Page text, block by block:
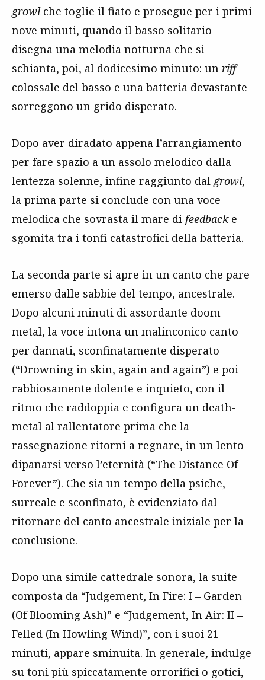
growlche toglie il fiato e prosegue per i primi
nove minuti, quando il basso solitario
disegna una melodia notturna che si
schianta, poi, al dodicesimo minuto: un riff
colossale del basso e una batteria devastante
sorreggono un grido disperato.
Dopo aver diradato appena l’arrangiamento
per fare spazio a un assolo melodico dalla
lentezza solenne, infine raggiunto dal growl,
la prima parte si conclude con una voce
melodica che sovrasta il mare di feedbacke
sgomita tra i tonfi catastrofici della batteria.
La seconda parte si apre in un canto che pare
emerso dalle sabbie del tempo, ancestrale.
Dopo alcuni minuti di assordante doom-
metal, la voce intona un malinconico canto
per dannati, sconfinatamente disperato
(“Drowning in skin, again and again”) e poi
rabbiosamente dolente e inquieto, con il
ritmo che raddoppia e configura un death-
metal al rallentatore prima che la
rassegnazione ritorni a regnare, in un lento
dipanarsi verso l’eternità (“The Distance Of
Forever”). Che sia un tempo della psiche,
surreale e sconfinato, è evidenziato dal
ritornare del canto ancestrale iniziale per la
conclusione.
Dopo una simile cattedrale sonora, la suite
composta da “Judgement, In Fire: I – Garden
(Of Blooming Ash)” e “Judgement, In Air: II –
Felled (In Howling Wind)”, con i suoi 21
minuti, appare sminuita. In generale, indulge
su toni più spiccatamente orrorifici o gotici,